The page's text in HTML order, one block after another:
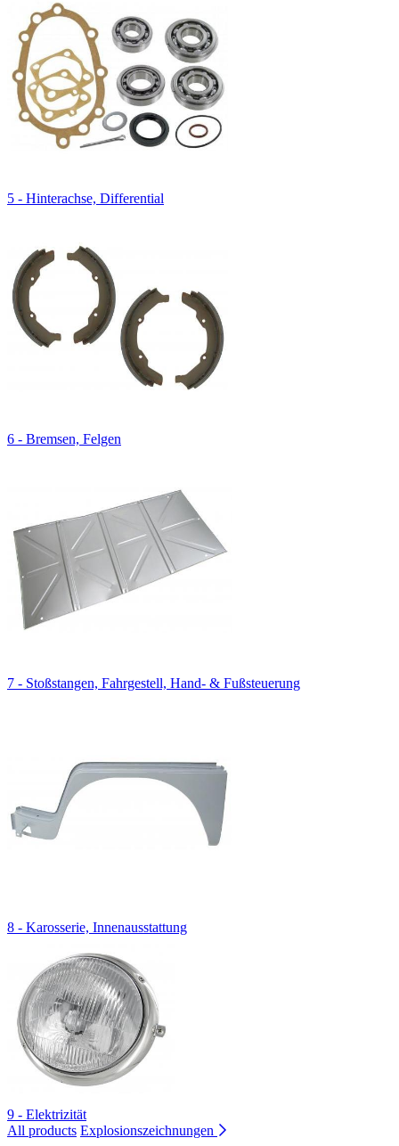
5 - Hinterachse, Differential
6 - Bremsen, Felgen
7 - Stoßstangen, Fahrgestell, Hand- & Fußsteuerung
8 - Karosserie, Innenausstattung
9 - Elektrizität
All products Explosionszeichnungen